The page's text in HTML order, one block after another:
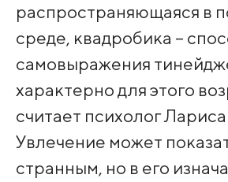
распространяющаяся в
среде, квадробика –
самовыражения
характерно для этого
считает психолог
Увлечение может
странным, но в его